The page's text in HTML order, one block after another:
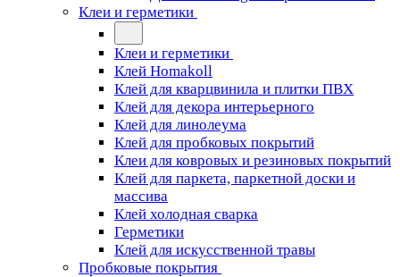
Клеи и герметики
Клеи и герметики
Клей Homakoll
Клей для кварцвинила и плитки ПВХ
Клей для декора интерьерного
Клей для линолеума
Клей для пробковых покрытий
Клеи для ковровых и резиновых покрытий
Клей для паркета, паркетной доски и
массива
Клей холодная сварка
Герметики
Клей для искусственной травы
Пробковые покрытия